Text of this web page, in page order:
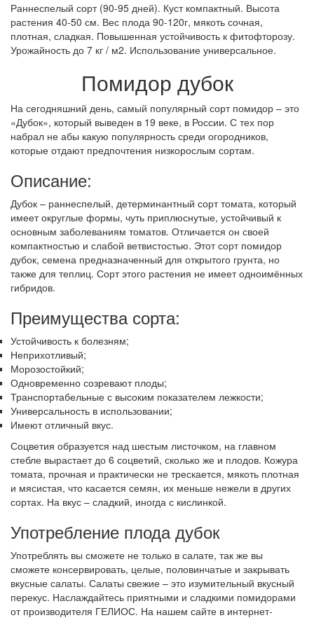
Раннеспелый сорт (90-95 дней). Куст компактный. Высота
растения 40-50 см. Вес плода 90-120г, мякоть сочная,
плотная, сладкая. Повышенная устойчивость к фитофторозу.
Урожайность до 7 кг / м2. Использование универсальное.
Помидор дубок
На сегодняшний день, самый популярный сорт помидор – это
«Дубок», который выведен в 19 веке, в России. С тех пор
набрал не абы какую популярность среди огородников,
которые отдают предпочтения низкорослым сортам.
Описание:
Дубок – раннеспелый, детерминантный сорт томата, который
имеет округлые формы, чуть приплюснутые, устойчивый к
основным заболеваниям томатов. Отличается он своей
компактностью и слабой ветвистостью. Этот сорт помидор
дубок, семена предназначенный для открытого грунта, но
также для теплиц. Сорт этого растения не имеет одноимённых
гибридов.
Преимущества сорта:
Устойчивость к болезням;
Неприхотливый;
Морозостойкий;
Одновременно созревают плоды;
Транспортабельные с высоким показателем лежкости;
Универсальность в использовании;
Имеют отличный вкус.
Соцветия образуется над шестым листочком, на главном
стебле вырастает до 6 соцветий, сколько же и плодов. Кожура
томата, прочная и практически не трескается, мякоть плотная
и мясистая, что касается семян, их меньше нежели в других
сортах. На вкус – сладкий, иногда с кислинкой.
Употребление плода дубок
Употреблять вы сможете не только в салате, так же вы
сможете консервировать, целые, половинчатые и закрывать
вкусные салаты. Салаты свежие – это изумительный вкусный
перекус. Наслаждайтесь приятными и сладкими помидорами
от производителя ГЕЛИОС. На нашем сайте в интернет-